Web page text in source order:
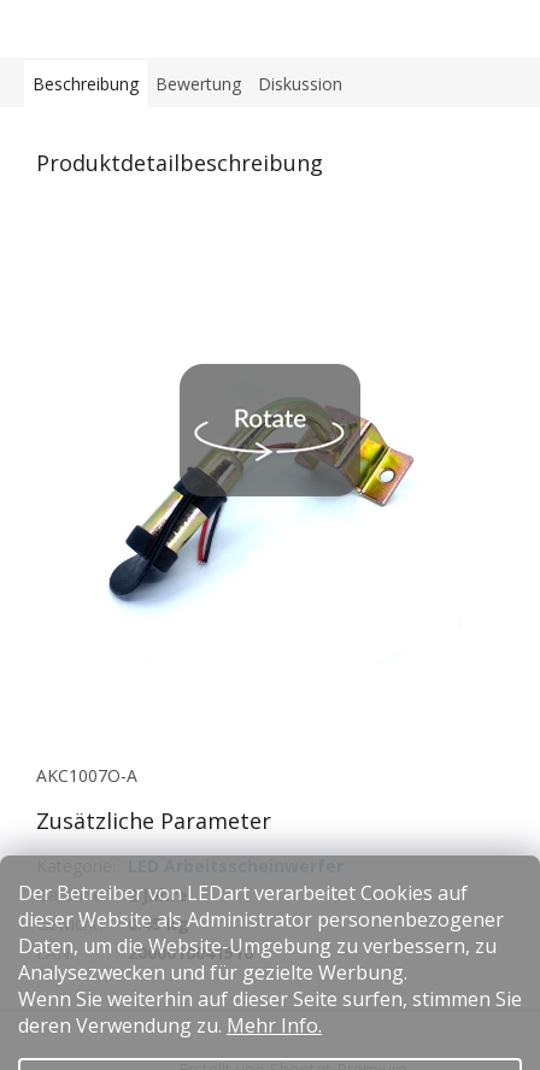
Der Betreiber von LEDart verarbeitet Cookies auf
dieser Website als Administrator personenbezogener
Daten, um die Website-Umgebung zu verbessern, zu
Analysezwecken und für gezielte Werbung.
Wenn Sie weiterhin auf dieser Seite surfen, stimmen Sie
deren Verwendung zu. Mehr Info.
Beschreibung Bewertung Diskussion
Produktdetailbeschreibung
AKC1007O-A
Zusätzliche Parameter
Garantie:
2 Jahre
Gewicht:
0.45 kg
EAN: 2000010041510